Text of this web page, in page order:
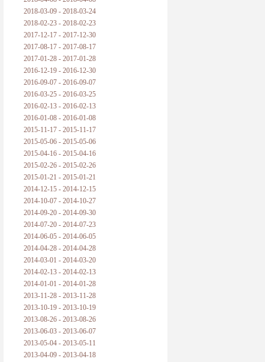
2018-03-09 - 2018-03-24
2018-02-23 - 2018-02-23
2017-12-17 - 2017-12-30
2017-08-17 - 2017-08-17
2017-01-28 - 2017-01-28
2016-12-19 - 2016-12-30
2016-09-07 - 2016-09-07
2016-03-25 - 2016-03-25
2016-02-13 - 2016-02-13
2016-01-08 - 2016-01-08
2015-11-17 - 2015-11-17
2015-05-06 - 2015-05-06
2015-04-16 - 2015-04-16
2015-02-26 - 2015-02-26
2015-01-21 - 2015-01-21
2014-12-15 - 2014-12-15
2014-10-07 - 2014-10-27
2014-09-20 - 2014-09-30
2014-07-20 - 2014-07-23
2014-06-05 - 2014-06-05
2014-04-28 - 2014-04-28
2014-03-01 - 2014-03-20
2014-02-13 - 2014-02-13
2014-01-01 - 2014-01-28
2013-11-28 - 2013-11-28
2013-10-19 - 2013-10-19
2013-08-26 - 2013-08-26
2013-06-03 - 2013-06-07
2013-05-04 - 2013-05-11
2013-04-09 - 2013-04-18